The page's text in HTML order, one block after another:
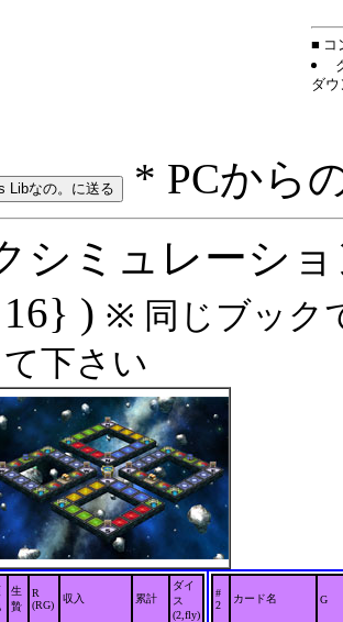
■ コ
ダ
* PCから
シミュレーシ
) ※ 同じブック
下さい
生
贄
R
(RG)
収入 累計
ダイ
ス
(2,fly)
#
2
カード名 G